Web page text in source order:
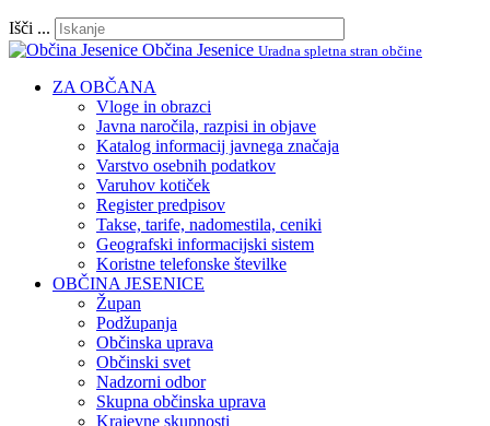
Išči ...
Občina Jesenice Uradna spletna stran občine
ZA OBČANA
Vloge in obrazci
Javna naročila, razpisi in objave
Katalog informacij javnega značaja
Varstvo osebnih podatkov
Varuhov kotiček
Register predpisov
Takse, tarife, nadomestila, ceniki
Geografski informacijski sistem
Koristne telefonske številke
OBČINA JESENICE
Župan
Podžupanja
Občinska uprava
Občinski svet
Nadzorni odbor
Skupna občinska uprava
Krajevne skupnosti